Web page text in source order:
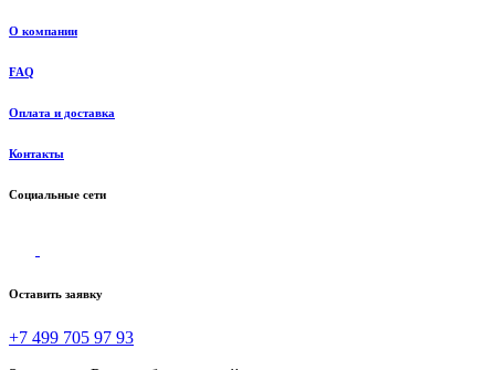
О компании
FAQ
Оплата и доставка
Контакты
Социальные сети
Оставить заявку
+7 499 705 97 93